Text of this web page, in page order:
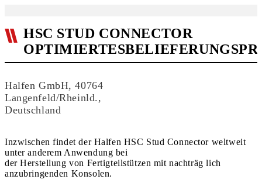
HSC STUD CONNECTOR
Halfen GmbH, 40764
Langenfeld/Rheinld.,
Deutschland
Inzwischen findet der Halfen HSC Stud Connector weltweit
unter anderem Anwendung bei
der Herstellung von Fertigteilstützen mit nachträg lich
anzubringenden Konsolen.